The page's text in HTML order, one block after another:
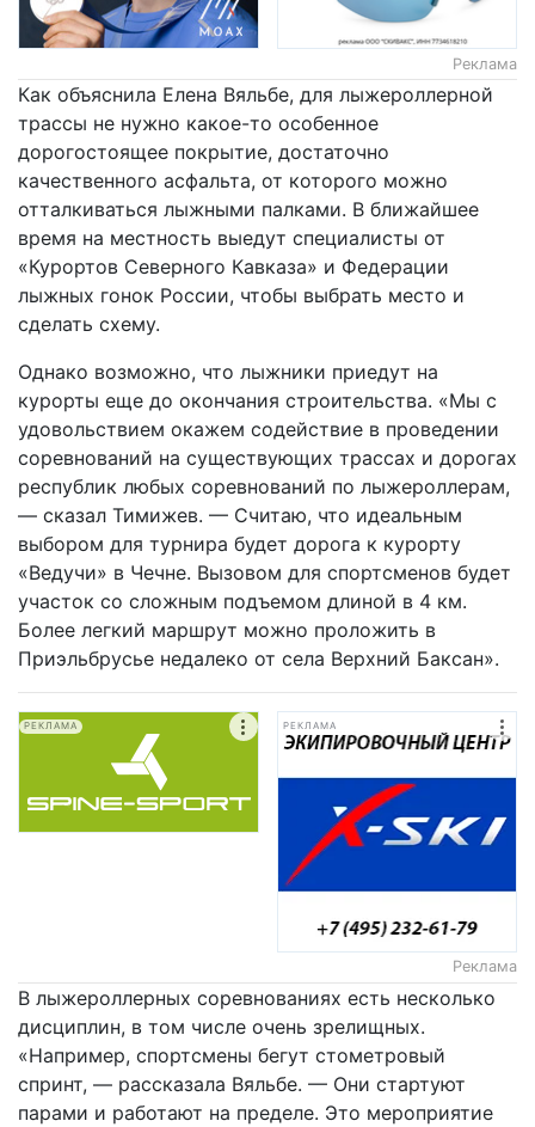
Реклама
Как объяснила Елена Вяльбе, для лыжероллерной
трассы не нужно какое-то особенное
дорогостоящее покрытие, достаточно
качественного асфальта, от которого можно
отталкиваться лыжными палками. В ближайшее
время на местность выедут специалисты от
«Курортов Северного Кавказа» и Федерации
лыжных гонок России, чтобы выбрать место и
сделать схему.
Однако возможно, что лыжники приедут на
курорты еще до окончания строительства. «Мы с
удовольствием окажем содействие в проведении
соревнований на существующих трассах и дорогах
республик любых соревнований по лыжероллерам,
— сказал Тимижев. — Считаю, что идеальным
выбором для турнира будет дорога к курорту
«Ведучи» в Чечне. Вызовом для спортсменов будет
участок со сложным подъемом длиной в 4 км.
Более легкий маршрут можно проложить в
Приэльбрусье недалеко от села Верхний Баксан».
РЕКЛАМА РЕКЛАМА
Реклама
В лыжероллерных соревнованиях есть несколько
дисциплин, в том числе очень зрелищных.
«Например, спортсмены бегут стометровый
спринт, — рассказала Вяльбе. — Они стартуют
парами и работают на пределе. Это мероприятие